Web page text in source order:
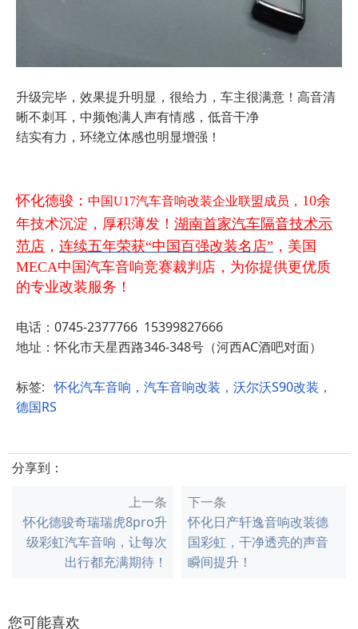
升级完毕，效果提升明显，很给力，车主很满意！高音清
晰不刺耳，中频饱满人声有情感，低音干净
结实有力，环绕立体感也明显增强！
怀化德骏： 中国U17汽车音响改装企业联盟成员， 10余
年技术沉淀，厚积薄发！ 湖南首家汽车隔音技术示
范店 ， 连续五年荣获“中国百强改装名店” ，美国
MECA中国汽车音响竞赛裁判店，为你提供更优质
的专业改装服务！
电话：0745-2377766 15399827666
地址：怀化市天星西路346-348号（河西AC酒吧对面）
标签: 怀化汽车音响，汽车音响改装，沃尔沃S90改装，
德国RS
分享到：
上一条
怀化德骏奇瑞瑞虎8pro升
级彩虹汽车音响，让每次
出行都充满期待！
下一条
怀化日产轩逸音响改装德
国彩虹，干净透亮的声音
瞬间提升！
您可能喜欢